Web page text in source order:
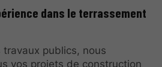
dans le terrassement
publics, nous
vos projets de construction